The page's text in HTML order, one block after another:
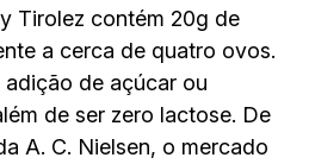
Tirolez contém 20g de
a cerca de quatro ovos.
de açúcar ou
de ser zero lactose. De
A. C. Nielsen, o mercado